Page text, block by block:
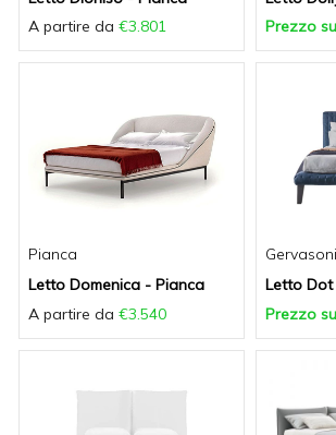
A partire da €3.801
Prezzo
Pianca
Letto Domenica - Pianca
A partire da €3.540
Gervasoni
Letto
Prezzo